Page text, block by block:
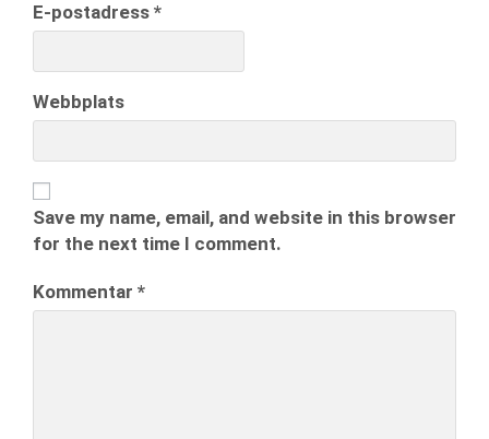
E-postadress *
Webbplats
Save my name, email, and website in this browser
for the next time I comment.
Kommentar *